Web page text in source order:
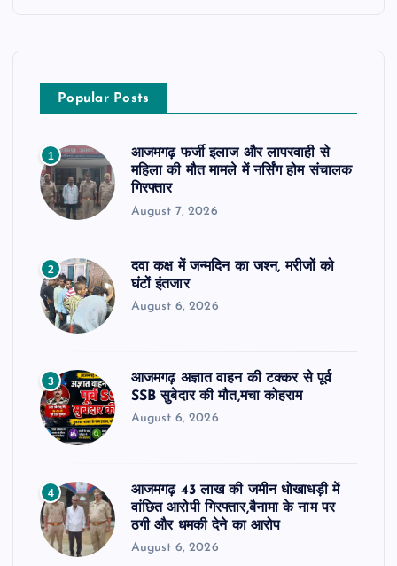
Popular Posts
1
आजमगढ़ फर्जी इलाज और लापरवाही से
महिला की मौत मामले में नर्सिंग होम संचालक
गिरफ्तार
August 7, 2026
2
दवा कक्ष में जन्मदिन का जश्न, मरीजों को
घंटों इंतजार
August 6, 2026
3
आजमगढ़ अज्ञात वाहन की टक्कर से पूर्व
SSB सुबेदार की मौत,मचा कोहराम
August 6, 2026
4
आजमगढ़ 43 लाख की जमीन धोखाधड़ी में
वांछित आरोपी गिरफ्तार,बैनामा के नाम पर
ठगी और धमकी देने का आरोप
August 6, 2026